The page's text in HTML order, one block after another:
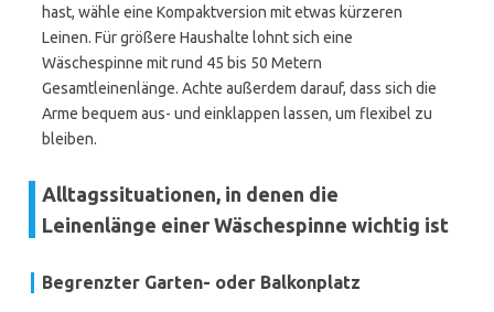
hast, wähle eine Kompaktversion mit etwas kürzeren
Leinen. Für größere Haushalte lohnt sich eine
Wäschespinne mit rund 45 bis 50 Metern
Gesamtleinenlänge. Achte außerdem darauf, dass sich die
Arme bequem aus- und einklappen lassen, um flexibel zu
bleiben.
Alltagssituationen, in denen die
Leinenlänge einer Wäschespinne wichtig ist
Begrenzter Garten- oder Balkonplatz